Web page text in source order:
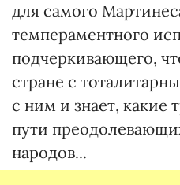
для самого
темпераментного
подчеркивающего,
стране с
с ним и знает, какие
пути
народов...